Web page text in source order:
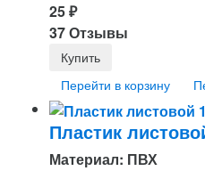
25₽
37 Отзывы
Перейти в корзину
Пластик
Материал: ПВХ